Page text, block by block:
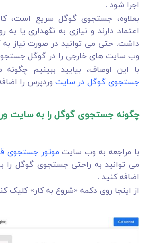
اجرا شود .
بعلاوه، جستجوی گوگل سریع است،
اعتماد دارند و نیازی به نگهداری یا به
داشت. حتی می توانید در صورت نیاز به
وب سایت های خارجی را در گوگل جستجو
با این اوصاف، بیایید ببینیم
جستجوی گوگل در سایت وردپرس را
چگونه جستجوی گوگل را به سایت
با مراجعه به وب سایت موتور جستجوی
می توانید به راحتی جستجوی گوگل را
اضافه کنید .
از اینجا روی دکمه «شروع به کار» کلیک